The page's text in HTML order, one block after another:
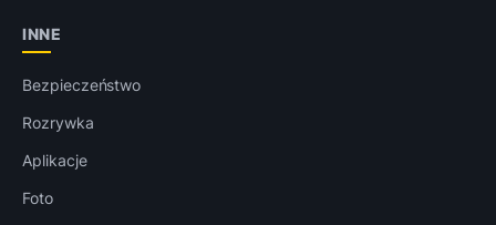
INNE
Bezpieczeństwo
Rozrywka
Aplikacje
Foto